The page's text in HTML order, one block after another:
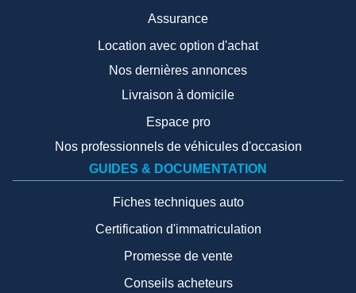
Assurance
Location avec option d'achat
Nos dernières annonces
Livraison à domicile
Espace pro
Nos professionnels de véhicules d'occasion
GUIDES & DOCUMENTATION
Fiches techniques auto
Certification d'immatriculation
Promesse de vente
Conseils acheteurs